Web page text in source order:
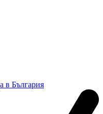
в България